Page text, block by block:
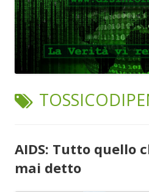
TAG:
AIDS: Tutto quello
mai detto